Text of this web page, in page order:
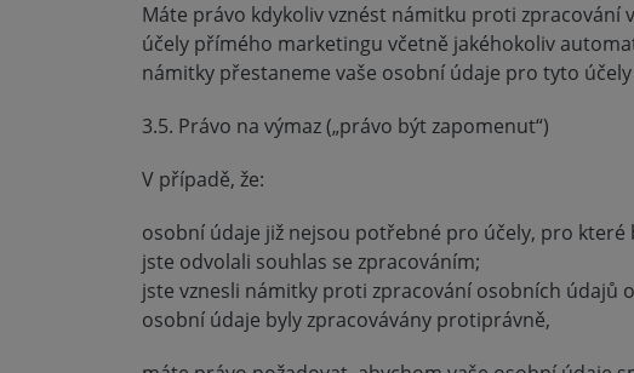
Máte právo kdykoliv vznést námitku proti
účely přímého marketingu včetně jakéhokoliv
námitky přestaneme vaše osobní údaje pro tyto
3.5. Právo na výmaz („právo být zapomenut“)
V případě, že:
osobní údaje již nejsou potřebné pro účely, pro které
jste odvolali souhlas se zpracováním;
jste vznesli námitky proti zpracování osobních údajů
osobní údaje byly zpracovávány protiprávně,